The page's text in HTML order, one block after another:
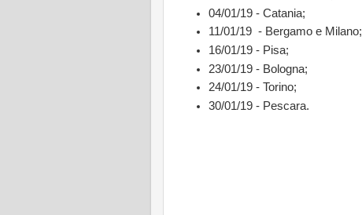
04/01/19 - Catania;
11/01/19 - Bergamo e Milano;
16/01/19 - Pisa;
23/01/19 - Bologna;
24/01/19 - Torino;
30/01/19 - Pescara.